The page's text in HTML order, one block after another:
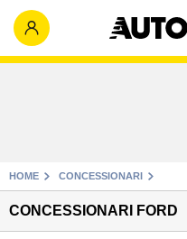
HOME CONCESSIONARI
CONCESSIONARI FORD